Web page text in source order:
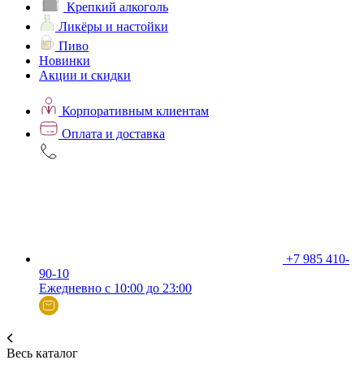
Крепкий алкоголь
Ликёры и настойки
Пиво
Новинки
Акции и скидки
Корпоративным клиентам
Оплата и доставка
+7 985 410-
90-10
Ежедневно с 10:00 до 23:00
Весь каталог